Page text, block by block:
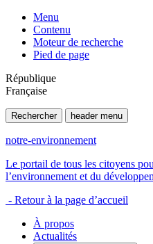
Menu
Contenu
Moteur de recherche
Pied de page
République
Française
Rechercher header menu
notre-environnement
Le portail de tous les citoyens
l’environnement et du
- Retour à la page d’accueil
À propos
Actualités